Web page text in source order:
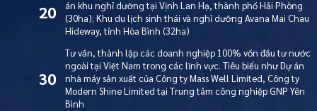
20
án khu nghỉ dưỡng tại Vịnh Lan Hạ, thành phố Hải Phòng
(30ha); Khu du lịch sinh thái và nghỉ dưỡng Avana Mai Chau
Hideway, tỉnh Hòa Bình (32ha)
30
Tư vấn, thành lập các doanh nghiệp 100% vốn đầu tư nước
ngoài tại Việt Nam trong các lĩnh vực. Tiêu biểu như Dự án
nhà máy sản xuất của Công ty Mass Well Limited, Công ty
Modern Shine Limited tại Trung tâm công nghiệp GNP Yên
Bình